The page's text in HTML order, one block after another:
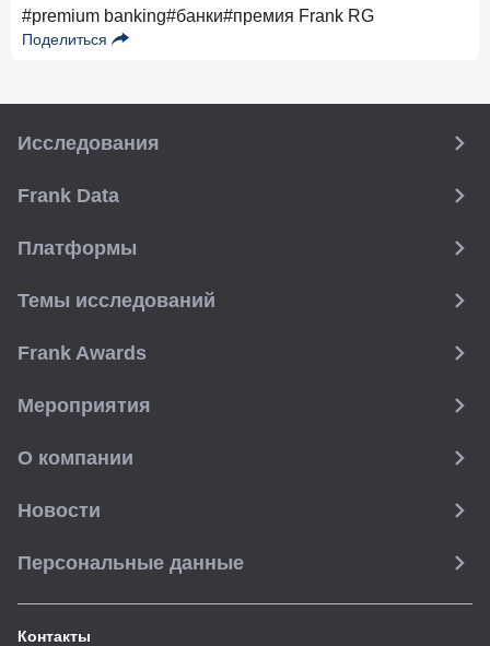
#premium banking#банки#премия Frank RG
Поделиться
Исследования
Frank Data
Платформы
Темы исследований
Frank Awards
Мероприятия
О компании
Новости
Персональные данные
Контакты